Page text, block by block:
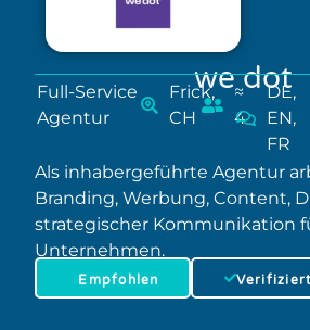
we dot
Full-Service
Agentur
Frick,
CH
≈
4
DE,
EN,
FR
Als inhabergeführte Agentur
Branding, Werbung, Content,
strategischer Kommunikation
Unternehmen.
Empfohlen Verifiziert